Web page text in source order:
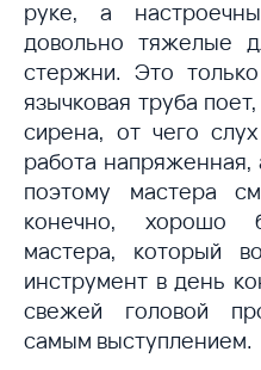
руке, а
довольно тяжелые
стержни. Это
язычковая труба
сирена, от чего
работа напряженная,
поэтому мастера
конечно, хорошо
мастера, который
инструмент в день
свежей головой
самым выступлением.